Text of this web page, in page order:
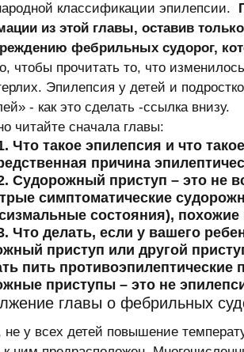
классификации эпилепсии.
из этой главы, оставив
фебрильных судорог,
чтобы прочитать то, что
Эпилепсия у детей и
- как это сделать -ссылка внизу.
читайте сначала главы:
Что такое эпилепсия и что
причина
Судорожный приступ – это не
симптоматические
состояния),
Что делать, если у вашего
приступ или другой
пить
приступы – это не
главы о фебрильных
не у всех детей повышение